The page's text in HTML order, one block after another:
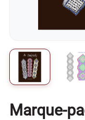
Marque-